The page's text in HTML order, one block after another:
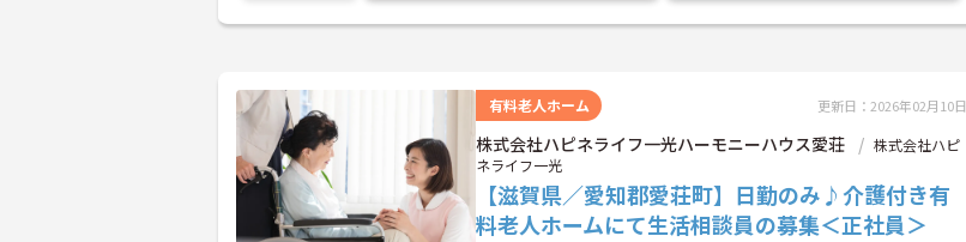
有料老人ホーム 更新日：2026年02月10日
株式会社ハピネライフ一光ハーモニーハウス愛荘
株式会社ハピ
ネライフ一光
【滋賀県／愛知郡愛荘町】日勤のみ♪介護付き有
料老人ホームにて生活相談員の募集＜正社員＞